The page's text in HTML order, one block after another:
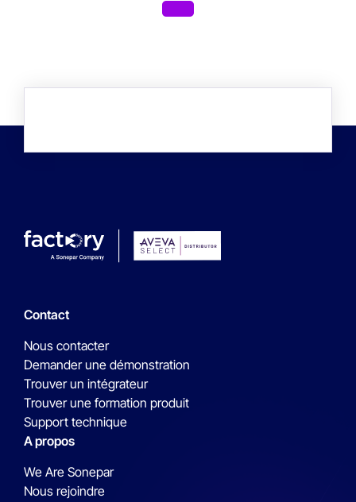
Contact
Nous contacter
Demander une démonstration
Trouver un intégrateur
Trouver une formation produit
Support technique
A propos
We Are Sonepar
Nous rejoindre